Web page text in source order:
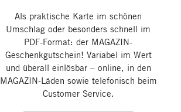
Als praktische Karte im schönen
Umschlag oder besonders schnell im
PDF-Format: der MAGAZIN-
Geschenkgutschein! Variabel im Wert
und überall einlösbar – online, in den
MAGAZIN-Läden sowie telefonisch beim
Customer Service.